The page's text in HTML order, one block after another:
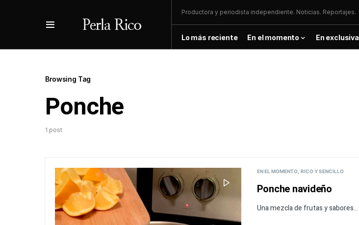
Productora y periodista independiente. Noticias. Reportajes.
Lo más reciente En el momento En exclusiva
Browsing Tag
Ponche
1 post
EN EL MOMENTO RICO Y SENCILLO
Ponche navideño
Una mezcla de frutas y sabores...